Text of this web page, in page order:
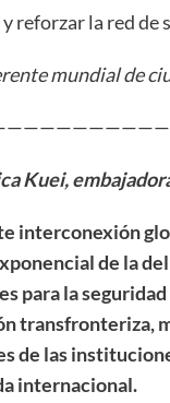
reforzar la red de
mundial de
Kuei,
interconexión
de la
para la
transfronteriza,
de las
internacional.